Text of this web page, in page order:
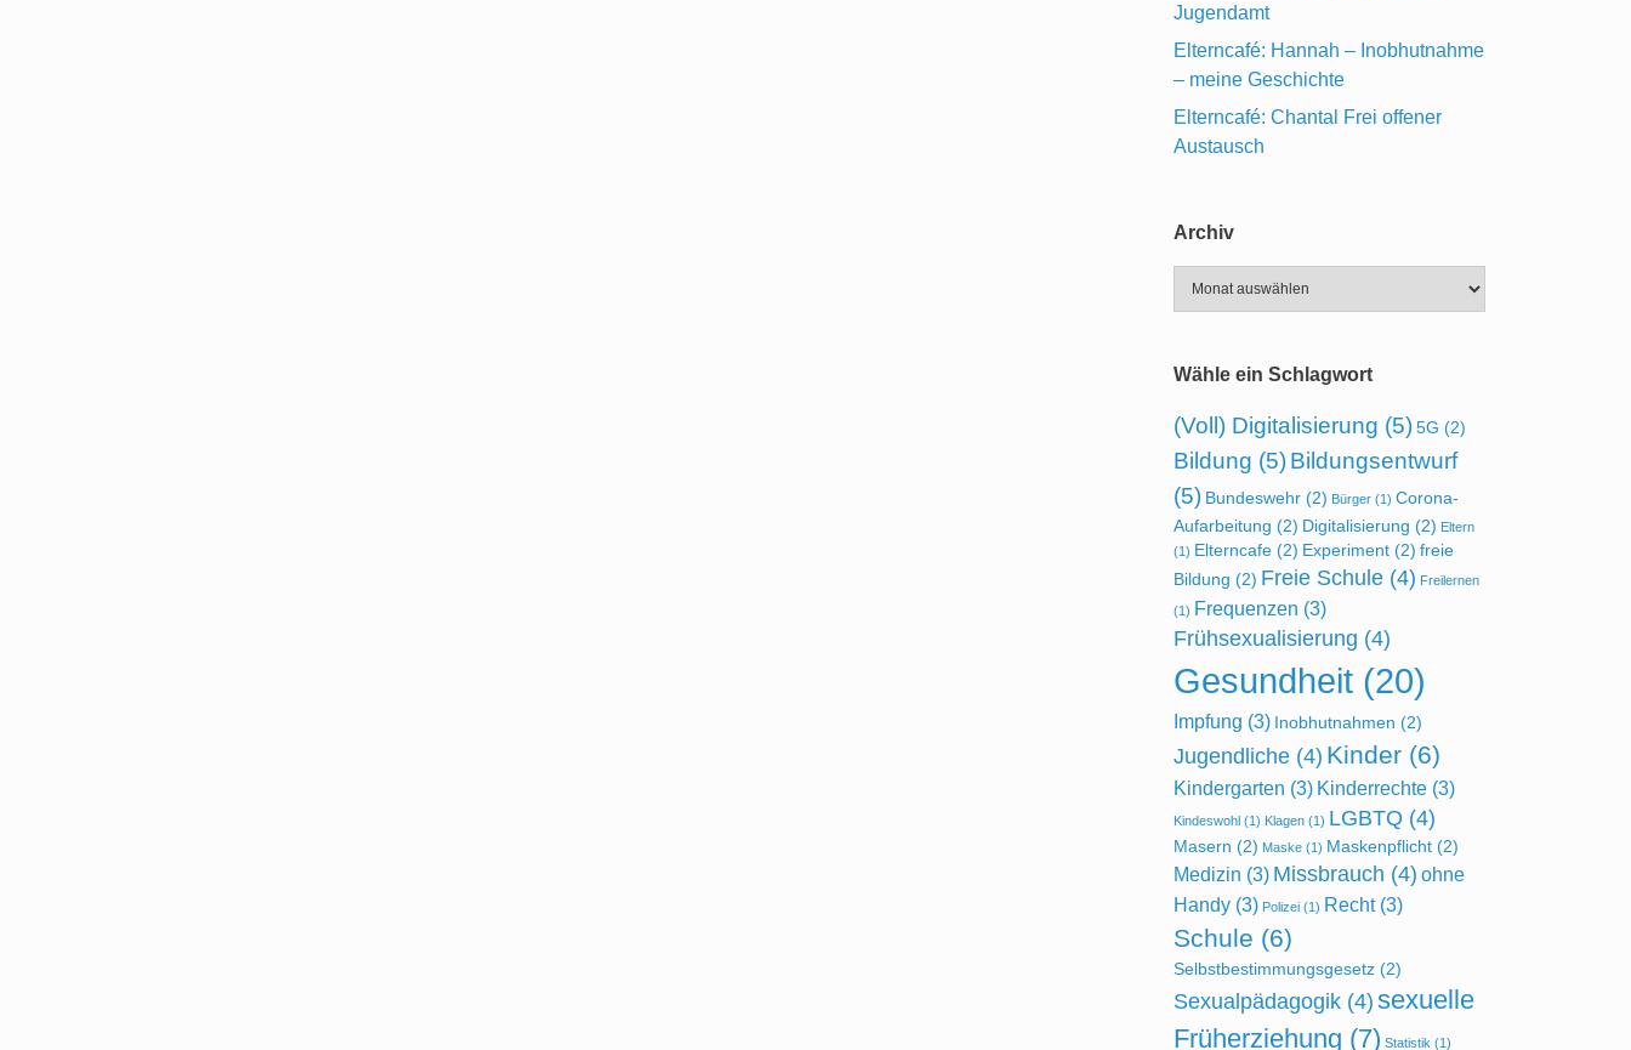
Jugendamt
Elterncafé: Hannah – Inobhutnahme
– meine Geschichte
Elterncafé: Chantal Frei offener
Austausch
Archiv
Wähle ein Schlagwort
(Voll) Digitalisierung (5)5G (2)
Bildung (5)Bildungsentwurf
(5) Bundeswehr(2) Bürger(1) Corona-
Aufarbeitung (2) Digitalisierung (2) Eltern
(1) Elterncafe(2) Experiment(2) freie
Bildung (2) Freie Schule(4) Freilernen
(1) Frequenzen (3)
Frühsexualisierung (4)
Gesundheit(20)
Impfung (3) Inobhutnahmen (2)
Jugendliche(4) Kinder(6)
Kindergarten (3) Kinderrechte(3)
Kindeswohl(1) Klagen(1) LGBTQ (4)
Masern (2) Maske(1) Maskenpflicht(2)
Medizin (3) Missbrauch (4) ohne
Handy(3) Polizei(1) Recht(3)
Schule (6)
Selbstbestimmungsgesetz(2)
Sexualpädagogik(4) sexuelle
Früherziehung (7) Statistik (1)